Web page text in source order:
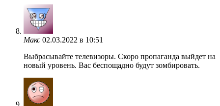
Макс 02.03.2022 в 10:51
Выбрасывайте телевизоры. Скоро пропаганда выйдет на
новый уровень. Вас беспощадно будут зомбировать.